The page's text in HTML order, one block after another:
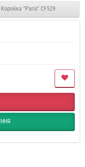
Коробка "Paris" CF529